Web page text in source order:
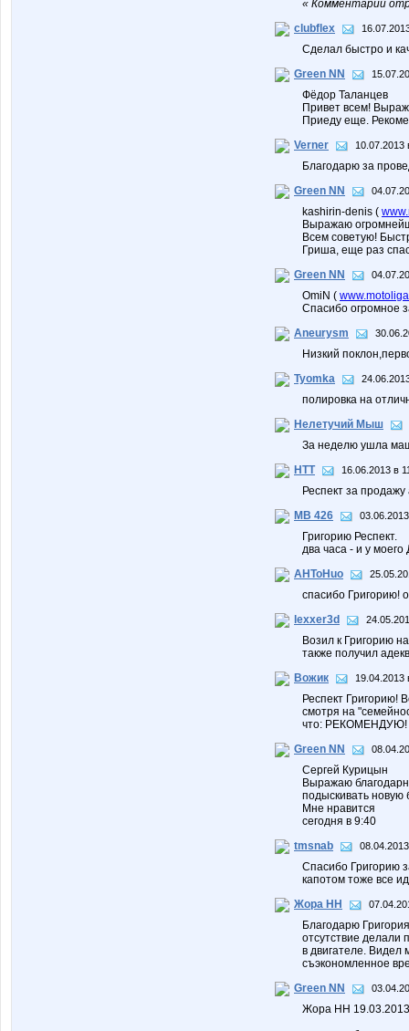
« Комментарий
clubflex
Сделал быстро и
Green NN
Фёдор Таланцев
Привет всем!
Приеду еще.
Verner
10.07.2013
Благодарю за
Green NN
kashirin-denis (
Выражаю
Всем советую!
Гриша, еще раз
Green NN
OmiN (
Спасибо огромное
Aneurysm
Низкий
Tyomka
полировка на
Нелетучий Мыш
За неделю ушла
HTT
16.06.2013 в
Респект за
MB 426
Григорию Респект.
два часа - и у
AHToHuo
спасибо Григорию!
lexxer3d
Возил к Григорию
также получил
Вожик
19.04.2013
Респект Григорию!
смотря на
что: РЕКОМЕНДУЮ!
Green NN
Сергей Курицын
Выражаю
подыскивать новую
Мне нравится
сегодня в 9:40
tmsnab
Спасибо Григорию
капотом тоже все
Жора НН
Благодарю
отсутствие делали
в двигателе.
съэкономленное
Green NN
Жора НН 19.03.2013